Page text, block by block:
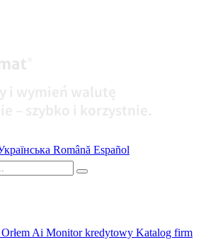
Română Español
Ai Monitor kredytowy Katalog firm